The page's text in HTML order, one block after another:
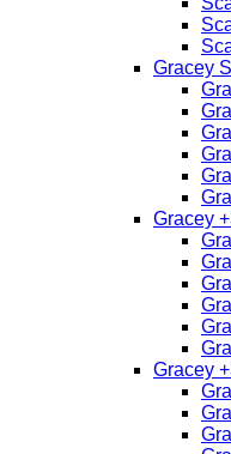
Gracey
Gracey
Gracey